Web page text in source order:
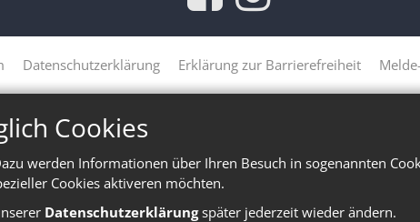
Cookies
werden Informationen über Ihren Besuch in sogenannten
Cookies aktiveren möchten.
Datenschutzerklärungspäter jederzeit wieder ändern.
Datenschutzerklärung Erklärung zur Barrierefreiheit